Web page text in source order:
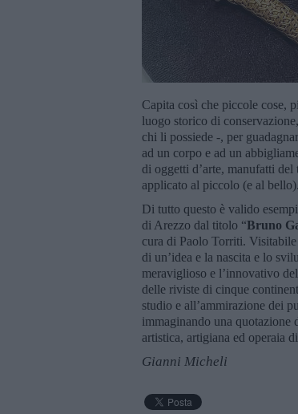
Capita così che piccole cose,
luogo storico di
chi li possiede -, per
ad un corpo e ad un
di oggetti d’arte, manufatti
applicato al piccolo (e al bello).
Di tutto questo è valido
di Arezzo dal titolo “Bruno
cura di Paolo Torriti.
di un’idea e la nascita e lo
meraviglioso e l’innovativo
delle riviste di cinque
studio e all’ammirazione dei
immaginando una quotazione
artistica, artigiana ed operaia
Gianni Micheli